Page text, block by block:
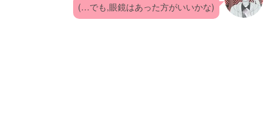
(…でも,眼鏡はあった方がいいかな)